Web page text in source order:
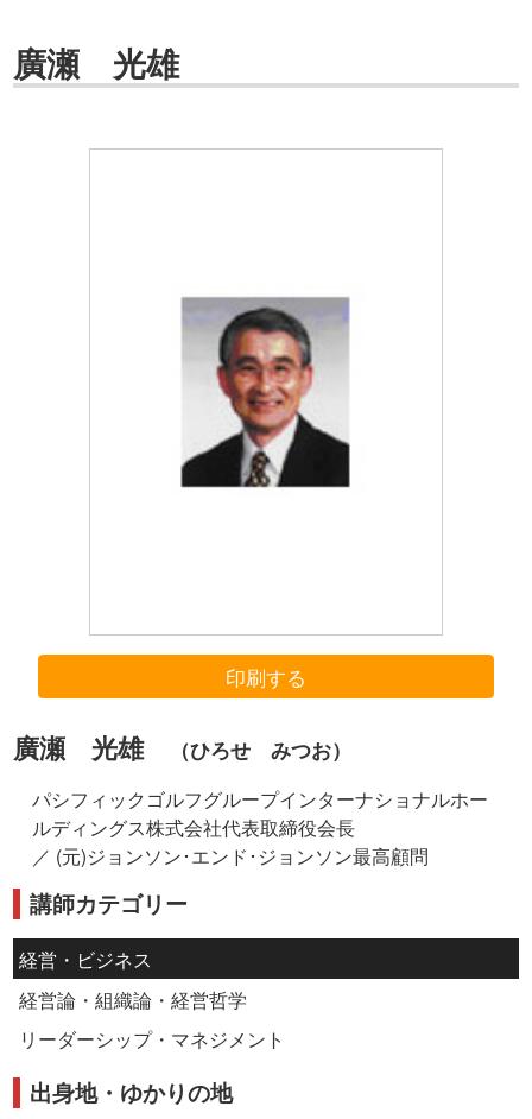
廣瀬 光雄
印刷する
廣瀬 光雄 （ひろせ みつお）
パシフィックゴルフグループインターナショナルホー
ルディングス株式会社代表取締役会長
／ (元)ジョンソン･エンド･ジョンソン最高顧問
講師カテゴリー
経営・ビジネス
経営論・組織論・経営哲学
リーダーシップ・マネジメント
出身地・ゆかりの地